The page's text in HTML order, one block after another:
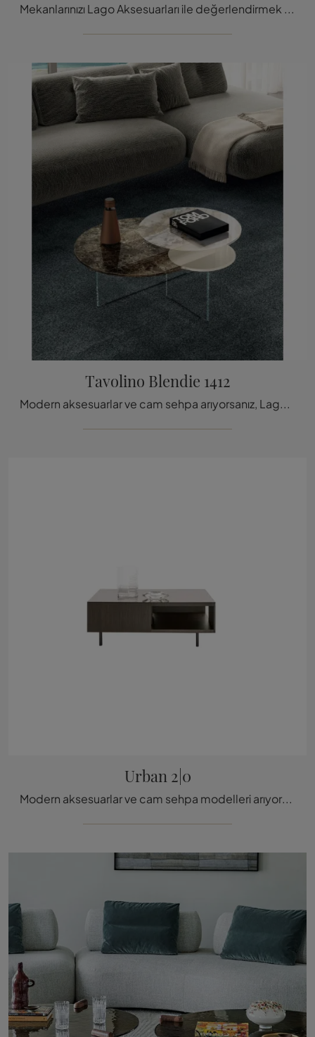
Mekanlarınızı Lago Aksesuarları ile değerlendirmek ister misiniz? İşte Tavolino Air Rotondo 1964-1975G-1975X gibi cam sehpa modelleri.
Tavolino Blendie 1412
Modern aksesuarlar ve cam sehpa arıyorsanız, Lago markasının Blendie 1412 model sehpa hakkında bilgi edinin.
Urban 2|0
Modern aksesuarlar ve cam sehpa modelleri arıyorsanız, Ditre Italia markasının Urban 2|0 modelini keşfedin.